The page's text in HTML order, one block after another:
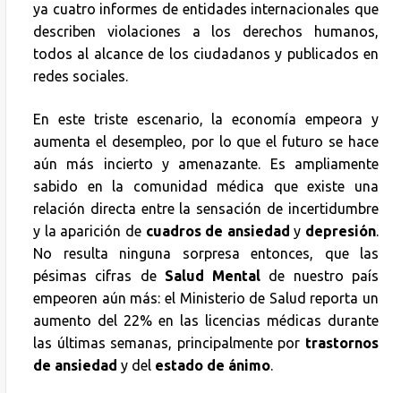
ya cuatro informes de entidades internacionales que
describen violaciones a los derechos humanos,
todos al alcance de los ciudadanos y publicados en
redes sociales.
En este triste escenario, la economía empeora y
aumenta el desempleo, por lo que el futuro se hace
aún más incierto y amenazante. Es ampliamente
sabido en la comunidad médica que existe una
relación directa entre la sensación de incertidumbre
y la aparición de cuadros de ansiedad y depresión.
No resulta ninguna sorpresa entonces, que las
pésimas cifras de Salud Mental de nuestro país
empeoren aún más: el Ministerio de Salud reporta un
aumento del 22% en las licencias médicas durante
las últimas semanas, principalmente por trastornos
de ansiedad y del estado de ánimo.